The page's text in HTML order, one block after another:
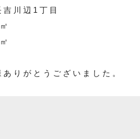
川辺1丁目
りがとうございました。